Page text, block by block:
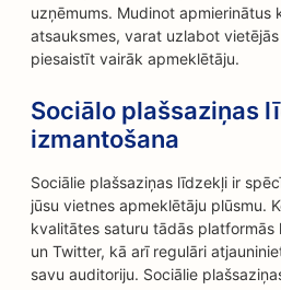
uzņēmums. Mudinot
atsauksmes, varat uzlabot
piesaistīt vairāk apmeklētāju.
Sociālo plašsaziņas
izmantošana
Sociālie plašsaziņas līdzekļi ir
jūsu vietnes apmeklētāju plūsmu.
kvalitātes saturu tādās platformās
un Twitter, kā arī regulāri
savu auditoriju. Sociālie